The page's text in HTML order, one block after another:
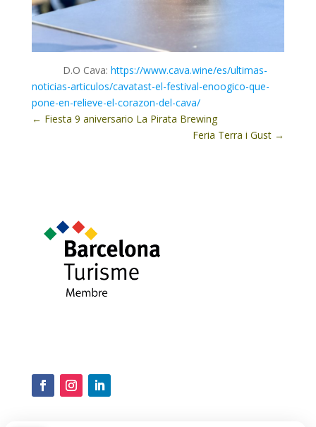
D.O Cava: https://www.cava.wine/es/ultimas-
noticias-articulos/cavatast-el-festival-enoogico-que-
pone-en-relieve-el-corazon-del-cava/
← Fiesta 9 aniversario La Pirata Brewing
Feria Terra i Gust →